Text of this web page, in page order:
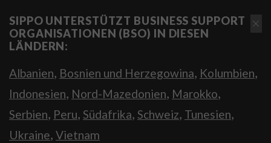
SIPPO UNTERSTÜTZT BUSINESS SUPPORT
ORGANISATIONEN (BSO) IN DIESEN
LÄNDERN:
Albanien, Bosnien und Herzegowina, Kolumbien,
Indonesien, Nord-Mazedonien, Marokko,
Serbien, Peru, Südafrika, Schweiz, Tunesien,
Ukraine, Vietnam